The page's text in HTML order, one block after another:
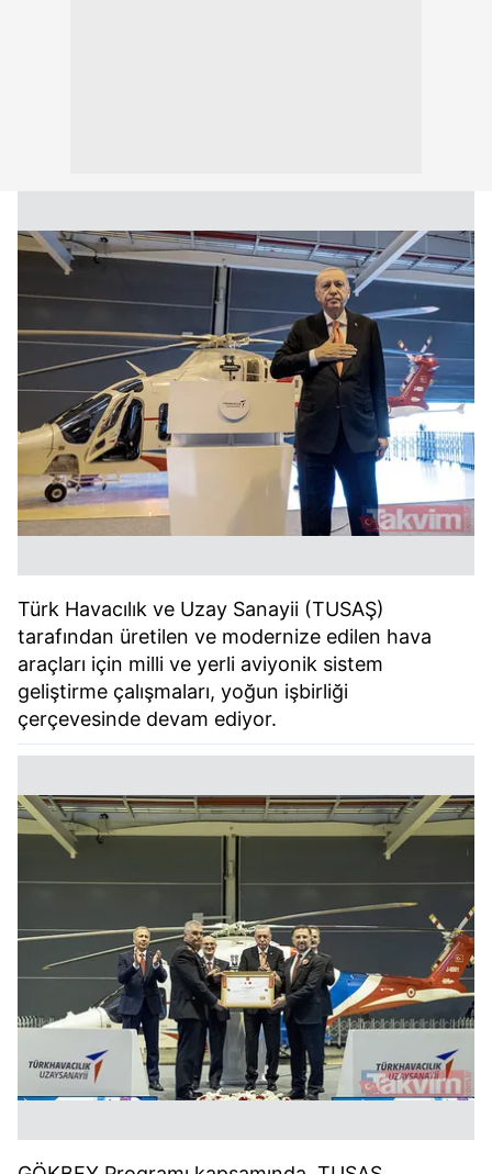
Türk Havacılık ve Uzay Sanayii (TUSAŞ)
tarafından üretilen ve modernize edilen hava
araçları için milli ve yerli aviyonik sistem
geliştirme çalışmaları, yoğun işbirliği
çerçevesinde devam ediyor.